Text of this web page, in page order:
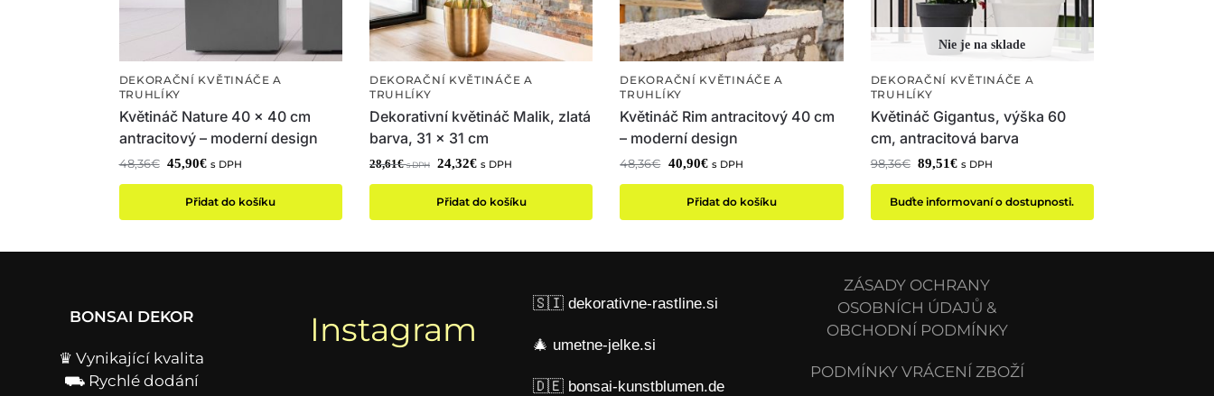
DEKORAČNÍ KVĚTINÁČE A
TRUHLÍKY
Květináč Nature 40 x 40 cm
antracitový – moderní design
48,36€ 45,90€ s DPH
Přidat do košíku
DEKORAČNÍ KVĚTINÁČE A
TRUHLÍKY
Dekorativní květináč Malik, zlatá
barva, 31 x 31 cm
28,61€ s DPH 24,32€ s DPH
Přidat do košíku
DEKORAČNÍ KVĚTINÁČE A
TRUHLÍKY
Květináč Rim antracitový 40 cm
– moderní design
48,36€ 40,90€ s DPH
Přidat do košíku
DEKORAČNÍ KVĚTINÁČE A
TRUHLÍKY
Květináč Gigantus, výška 60
cm, antracitová barva
98,36€ 89,51€ s DPH
Buďte informovaní o dostupnosti.
BONSAI DEKOR
♛ Vynikající kvalita
⛟ Rychlé dodání
Instagram
🇸🇮 dekorativne-rastline.si
🎄 umetne-jelke.si
🇩🇪 bonsai-kunstblumen.de
ZÁSADY OCHRANY
OSOBNÍCH ÚDAJŮ &
OBCHODNÍ PODMÍNKY
PODMÍNKY VRÁCENÍ ZBOŽÍ